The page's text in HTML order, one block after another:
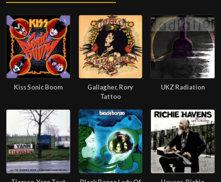
Kiss Sonic Boom
Gallagher, Rory
Tattoo
UKZ Radiation